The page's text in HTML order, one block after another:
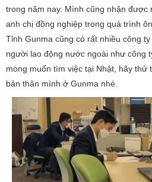
trong năm nay. Mình cũng nhận được
anh chị đồng nghiệp trong quá trình
Tỉnh Gunma cũng có rất nhiều công
người lao động nước ngoài như công
mong muốn tìm việc tại Nhật, hãy
bản thân mình ở Gunma nhé.